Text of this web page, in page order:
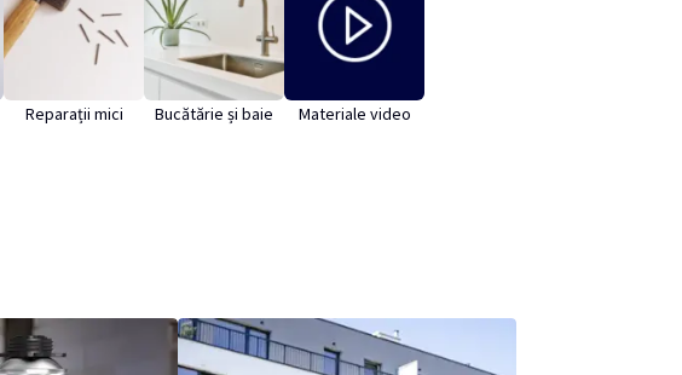
Reparații mici Bucătărie și baie Materiale video